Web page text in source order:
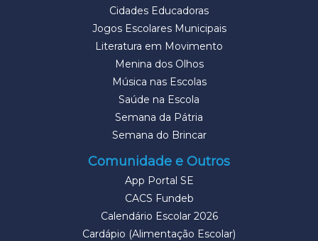
Cidades Educadoras
Jogos Escolares Municipais
Literatura em Movimento
Menina dos Olhos
Música nas Escolas
Saúde na Escola
Semana da Pátria
Semana do Brincar
Comunidade e Outros
App Portal SE
CACS Fundeb
Calendário Escolar 2026
Cardápio (Alimentação Escolar)